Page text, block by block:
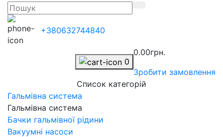
+380632744840
0
0.00грн.
Зробити замовлення
Список категорій
Гальмівна система
Гальмівна система
Бачки гальмівної рідини
Вакуумні насоси